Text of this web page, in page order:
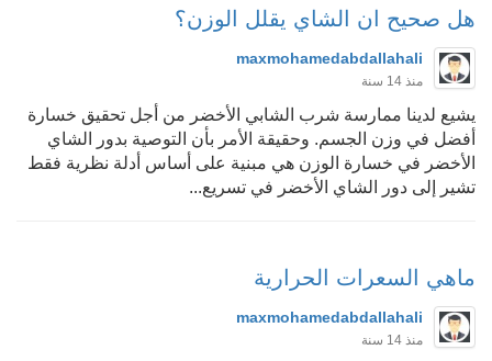
هل صحيح ان الشاي يقلل الوزن؟
maxmohamedabdallahali
منذ 14 سنة
يشيع لدينا ممارسة شرب الشابي الأخضر من أجل تحقيق خسارة
أفضل في وزن الجسم. وحقيقة الأمر بأن التوصية بدور الشاي
الأخضر في خسارة الوزن هي مبنية على أساس أدلة نظرية فقط
تشير إلى دور الشاي الأخضر في تسريع...
ماهي السعرات الحرارية
maxmohamedabdallahali
منذ 14 سنة